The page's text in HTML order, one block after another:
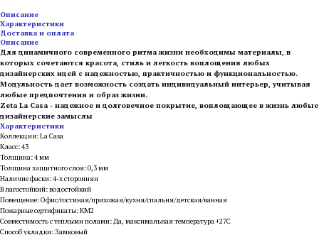
Описание
Характеристики
Доставка и оплата
Описание
Для динамичного современного ритма жизни необходимы материалы, в
которых сочетаются красота, стиль и легкость воплощения любых
дизайнерских идей с надежностью, практичностью и функциональностью.
Модульность дает возможность создать индивидуальный интерьер, учитывая
любые предпочтения и образ жизни.
Zeta La Casa - надежное и долговечное покрытие, воплощающее в жизнь любые
дизайнерские замыслы
Характеристики
Коллекция: La Casa
Класс: 43
Толщина: 4 мм
Толщина защитного слоя: 0,3 мм
Наличие фаски: 4-х сторонняя
Влагостойкий: водостойкий
Помещение: Офис/гостиная/прихожая/кухня/спальня/детская/ванная
Пожарные сертификаты: КМ2
Совместимость с теплыми полами: Да, максимальная температура +27С
Способ укладки: Замковый